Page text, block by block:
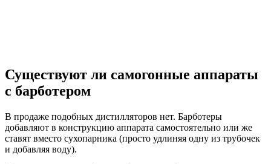
Существуют ли самогонные аппараты
с барботером
В продаже подобных дистилляторов нет. Барботеры
добавляют в конструкцию аппарата самостоятельно или же
ставят вместо сухопарника (просто удлиняя одну из трубочек
и добавляя воду).